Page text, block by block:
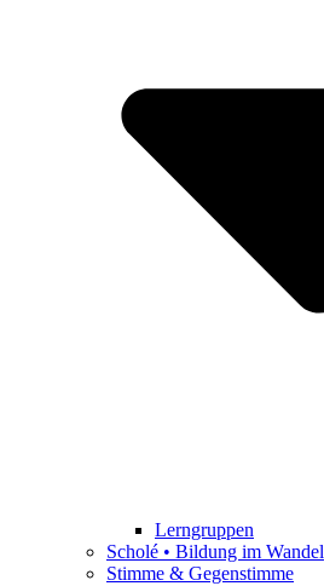
Lerngruppen
Scholé • Bildung im Wandel
Stimme & Gegenstimme